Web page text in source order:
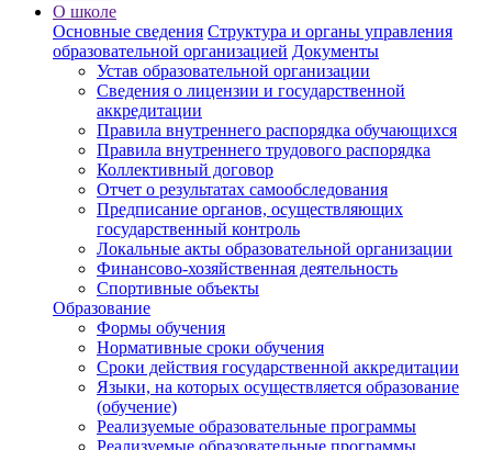
О школе
Основные сведения Структура и органы управления
образовательной организацией Документы
Устав образовательной организации
Сведения о лицензии и государственной
аккредитации
Правила внутреннего распорядка обучающихся
Правила внутреннего трудового распорядка
Коллективный договор
Отчет о результатах самообследования
Предписание органов, осуществляющих
государственный контроль
Локальные акты образовательной организации
Финансово-хозяйственная деятельность
Спортивные объекты
Образование
Формы обучения
Нормативные сроки обучения
Сроки действия государственной аккредитации
Языки, на которых осуществляется образование
(обучение)
Реализуемые образовательные программы
Реализуемые образовательные программы